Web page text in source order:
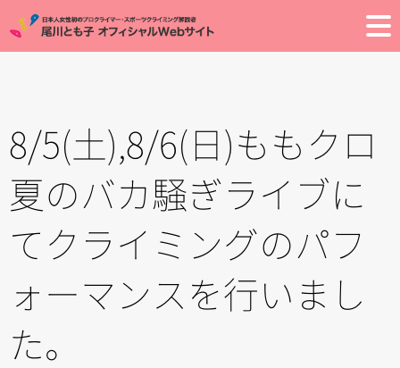
8/5(土),8/6(日)ももクロ
夏のバカ騒ぎライブに
てクライミングのパフ
ォーマンスを行いまし
た。